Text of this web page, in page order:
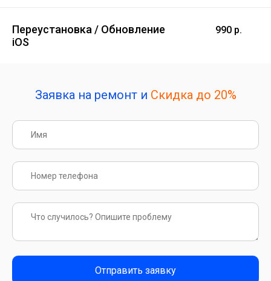
Переустановка / Обновление
iOS
990 р.
Заявка на ремонт и Скидка до 20%
Отправить заявку